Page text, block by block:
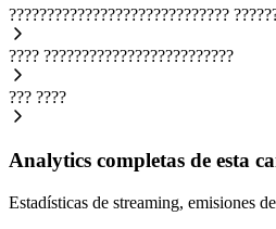
?????????????????????????????
???? ?????????????????????????
??? ????
Analytics completas de esta
Estadísticas de streaming, emisiones